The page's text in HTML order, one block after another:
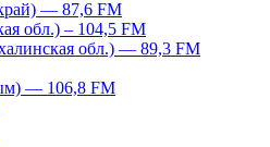
— 87,6 FM
обл.) – 104,5 FM
обл.) — 89,3 FM
— 106,8 FM